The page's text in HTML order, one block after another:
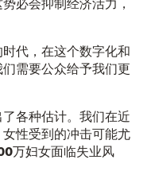
代，在这个数字化和
需要公众给予我们更
各种估计。我们在近
性受到的冲击可能尤
万妇女面临失业风